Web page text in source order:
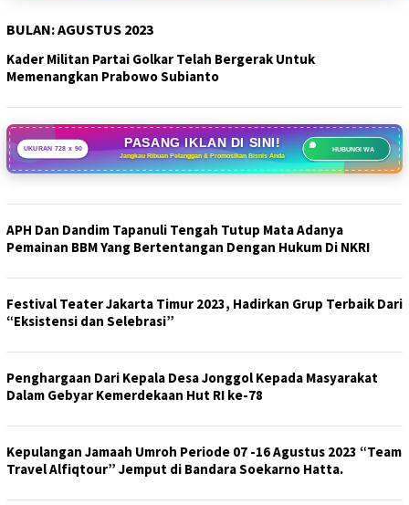
BULAN:AGUSTUS 2023
Kader Militan Partai Golkar Telah Bergerak Untuk
Memenangkan Prabowo Subianto
UKURAN 728 x 90 PASANG IKLAN DI SINI!
Jangkau Ribuan Pelanggan & Promosikan Bisnis Anda
HUBUNGI WA
APH Dan Dandim Tapanuli Tengah Tutup Mata Adanya
Pemainan BBM Yang Bertentangan Dengan Hukum Di NKRI
Festival Teater Jakarta Timur 2023, Hadirkan Grup Terbaik Dari
“Eksistensi dan Selebrasi”
Penghargaan Dari Kepala Desa Jonggol Kepada Masyarakat
Dalam Gebyar Kemerdekaan Hut RI ke-78
Kepulangan Jamaah Umroh Periode 07 -16 Agustus 2023 “Team
Travel Alfiqtour” Jemput di Bandara Soekarno Hatta.